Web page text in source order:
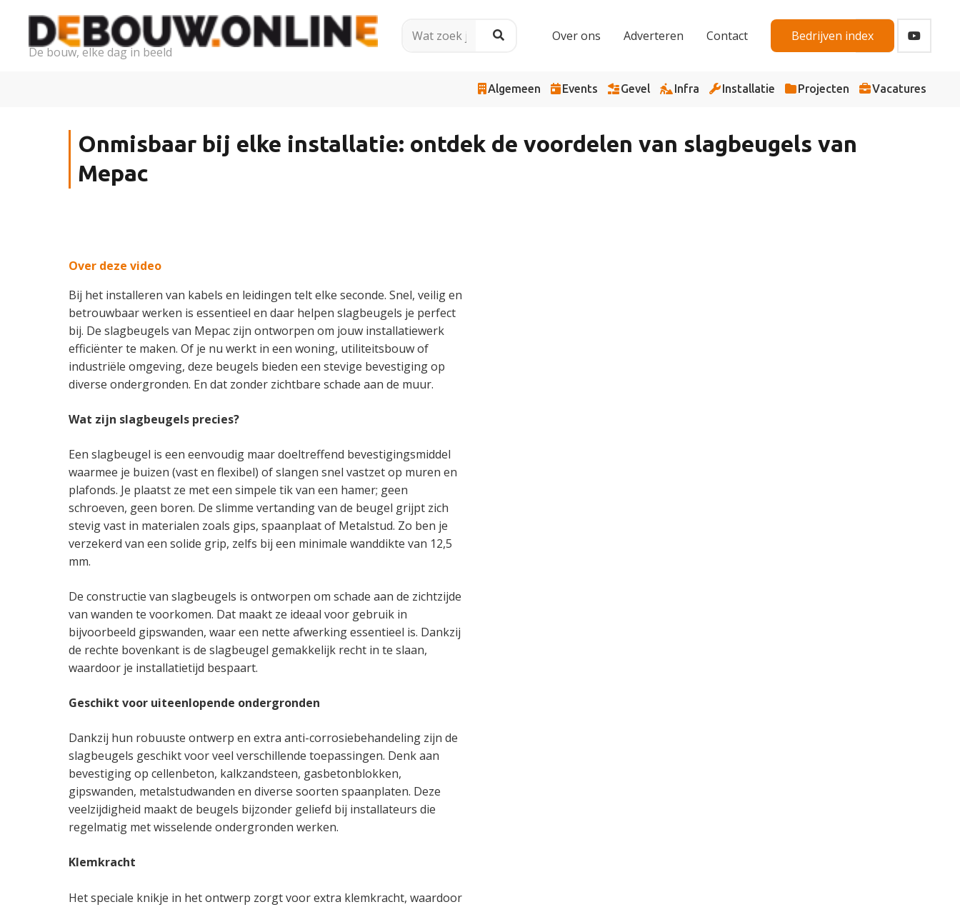
De bouw, elke dag in beeld
Over ons Adverteren Contact Bedrijven index
Algemeen Events Gevel Infra Installatie Projecten Vacatures
Onmisbaar bij elke installatie: ontdek de voordelen van slagbeugels van
Mepac
Over deze video
Bij het installeren van kabels en leidingen telt elke seconde. Snel, veilig en
betrouwbaar werken is essentieel en daar helpen slagbeugels je perfect
bij. De slagbeugels van Mepac zijn ontworpen om jouw installatiewerk
efficiënter te maken. Of je nu werkt in een woning, utiliteitsbouw of
industriële omgeving, deze beugels bieden een stevige bevestiging op
diverse ondergronden. En dat zonder zichtbare schade aan de muur.
Wat zijn slagbeugels precies?
Een slagbeugel is een eenvoudig maar doeltreffend bevestigingsmiddel
waarmee je buizen (vast en flexibel) of slangen snel vastzet op muren en
plafonds. Je plaatst ze met een simpele tik van een hamer; geen
schroeven, geen boren. De slimme vertanding van de beugel grijpt zich
stevig vast in materialen zoals gips, spaanplaat of Metalstud. Zo ben je
verzekerd van een solide grip, zelfs bij een minimale wanddikte van 12,5
mm.
De constructie van slagbeugels is ontworpen om schade aan de zichtzijde
van wanden te voorkomen. Dat maakt ze ideaal voor gebruik in
bijvoorbeeld gipswanden, waar een nette afwerking essentieel is. Dankzij
de rechte bovenkant is de slagbeugel gemakkelijk recht in te slaan,
waardoor je installatietijd bespaart.
Geschikt voor uiteenlopende ondergronden
Dankzij hun robuuste ontwerp en extra anti-corrosiebehandeling zijn de
slagbeugels geschikt voor veel verschillende toepassingen. Denk aan
bevestiging op cellenbeton, kalkzandsteen, gasbetonblokken,
gipswanden, metalstudwanden en diverse soorten spaanplaten. Deze
veelzijdigheid maakt de beugels bijzonder geliefd bij installateurs die
regelmatig met wisselende ondergronden werken.
Klemkracht
Het speciale knikje in het ontwerp zorgt voor extra klemkracht, waardoor